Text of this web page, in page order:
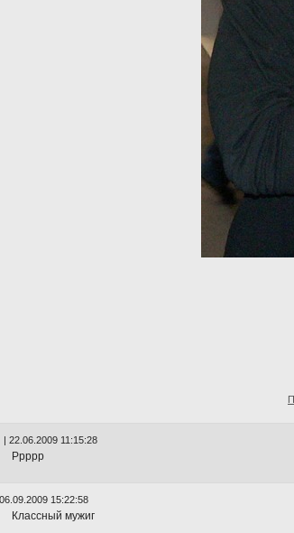
| 22.06.2009 11:15:28
Ppppp
06.09.2009 15:22:58
Классный мужиг